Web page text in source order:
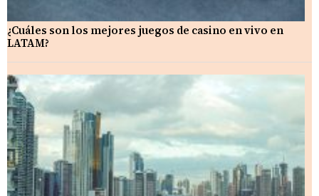
¿Cuáles son los mejores juegos de casino en vivo en
LATAM?